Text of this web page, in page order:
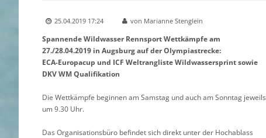
25.04.2019 17:24 von Marianne Stenglein
Spannende Wildwasser Rennsport Wettkämpfe am
27./28.04.2019 in Augsburg auf der Olympiastrecke:
ECA-Europacup und ICF Weltrangliste Wildwassersprint sowie
DKV WM Qualifikation
Die Wettkämpfe beginnen am Samstag und auch am Sonntag jeweils
um 9.30 Uhr.
Das Organisationsbüro befindet sich direkt unter der Hochablass